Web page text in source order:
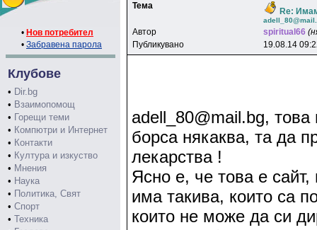
• Нов потребител
• Забравена парола
Клубове
• Dir.bg
• Взаимопомощ
• Горещи теми
• Компютри и Интернет
• Контакти
• Култура и изкуство
• Мнения
• Наука
• Политика, Свят
• Спорт
• Техника
Тема
Re:
Автор spiritual66
Публикувано
19.08.14
adell_80@mail.bg,
борса някаква, та да
лекарства !
Ясно е, че това е
има такива, които са
които не може да си